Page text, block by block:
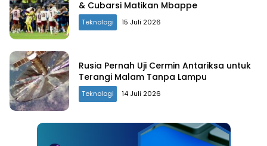
& Cubarsi Matikan Mbappe
Teknologi 15 Juli 2026
Rusia Pernah Uji Cermin Antariksa untuk
Terangi Malam Tanpa Lampu
Teknologi 14 Juli 2026